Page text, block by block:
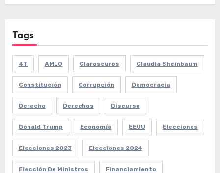
Tags
4T AMLO Claroscuros Claudia Sheinbaum
Constitución Corrupción Democracia
Derecho Derechos Discurso
Donald Trump Economía EEUU Elecciones
Elecciones 2023 Elecciones 2024
Elección De Ministros Financiamiento